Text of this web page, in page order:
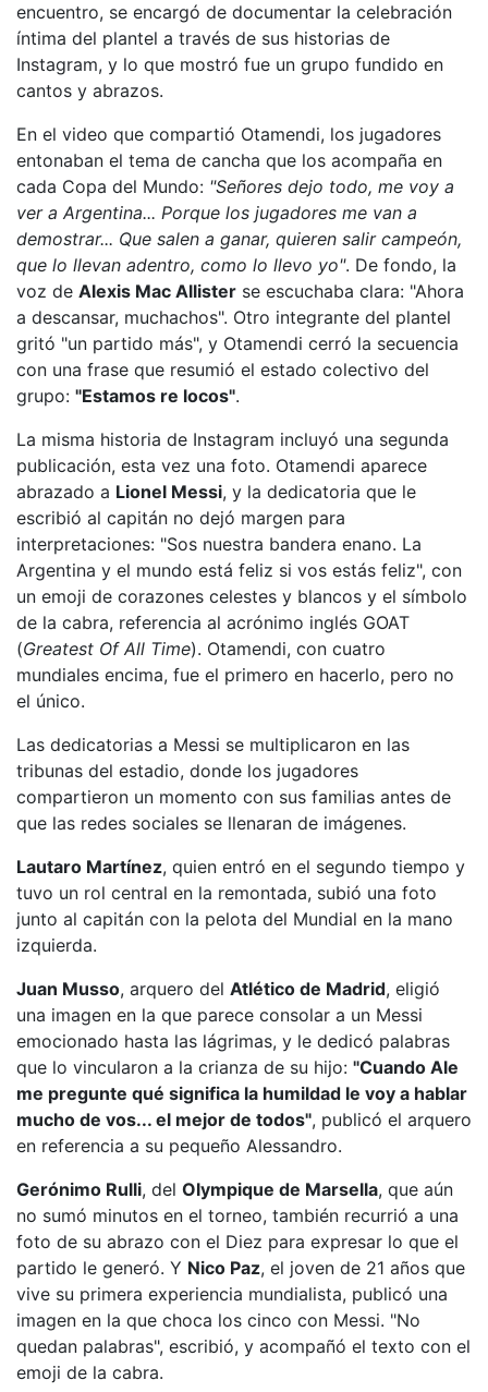
encuentro, se encargó de documentar la celebración
íntima del plantel a través de sus historias de
Instagram, y lo que mostró fue un grupo fundido en
cantos y abrazos.
En el video que compartió Otamendi, los jugadores
entonaban el tema de cancha que los acompaña en
cada Copa del Mundo: "Señores dejo todo, me voy a
ver a Argentina... Porque los jugadores me van a
demostrar... Que salen a ganar, quieren salir campeón,
que lo llevan adentro, como lo llevo yo". De fondo, la
voz de Alexis Mac Allister se escuchaba clara: "Ahora
a descansar, muchachos". Otro integrante del plantel
gritó "un partido más", y Otamendi cerró la secuencia
con una frase que resumió el estado colectivo del
grupo: "Estamos re locos".
La misma historia de Instagram incluyó una segunda
publicación, esta vez una foto. Otamendi aparece
abrazado a Lionel Messi, y la dedicatoria que le
escribió al capitán no dejó margen para
interpretaciones: "Sos nuestra bandera enano. La
Argentina y el mundo está feliz si vos estás feliz", con
un emoji de corazones celestes y blancos y el símbolo
de la cabra, referencia al acrónimo inglés GOAT
(Greatest Of All Time). Otamendi, con cuatro
mundiales encima, fue el primero en hacerlo, pero no
el único.
Las dedicatorias a Messi se multiplicaron en las
tribunas del estadio, donde los jugadores
compartieron un momento con sus familias antes de
que las redes sociales se llenaran de imágenes.
Lautaro Martínez, quien entró en el segundo tiempo y
tuvo un rol central en la remontada, subió una foto
junto al capitán con la pelota del Mundial en la mano
izquierda.
Juan Musso, arquero del Atlético de Madrid, eligió
una imagen en la que parece consolar a un Messi
emocionado hasta las lágrimas, y le dedicó palabras
que lo vincularon a la crianza de su hijo: "Cuando Ale
me pregunte qué significa la humildad le voy a hablar
mucho de vos... el mejor de todos", publicó el arquero
en referencia a su pequeño Alessandro.
Gerónimo Rulli, del Olympique de Marsella, que aún
no sumó minutos en el torneo, también recurrió a una
foto de su abrazo con el Diez para expresar lo que el
partido le generó. Y Nico Paz, el joven de 21 años que
vive su primera experiencia mundialista, publicó una
imagen en la que choca los cinco con Messi. "No
quedan palabras", escribió, y acompañó el texto con el
emoji de la cabra.